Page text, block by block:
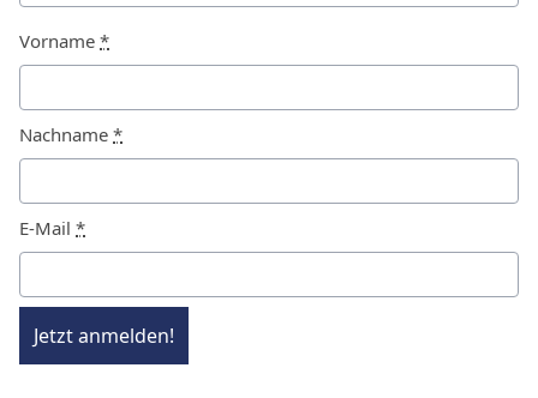
Vorname *
Nachname *
E-Mail *
Jetzt anmelden!